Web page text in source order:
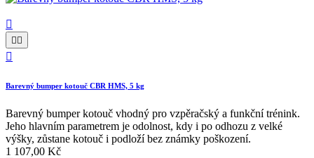

 

Barevný bumper kotouč CBR HMS, 5 kg
Barevný bumper kotouč vhodný pro vzpěračský a funkční trénink.
Jeho hlavním parametrem je odolnost, kdy i po odhozu z velké
výšky, zůstane kotouč i podloží bez známky poškození.
1 107,00 Kč